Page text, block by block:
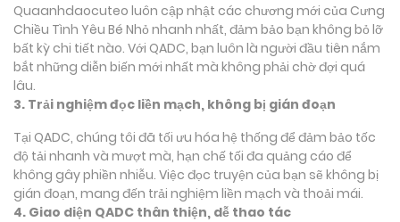
Quaanhdaocuteo luôn cập nhật các chương mới của Cưng
Chiều Tình Yêu Bé Nhỏ nhanh nhất, đảm bảo bạn không bỏ lỡ
bất kỳ chi tiết nào. Với QADC, bạn luôn là người đầu tiên nắm
bắt những diễn biến mới nhất mà không phải chờ đợi quá
lâu.
3. Trải nghiệm đọc liền mạch, không bị gián đoạn
Tại QADC, chúng tôi đã tối ưu hóa hệ thống để đảm bảo tốc
độ tải nhanh và mượt mà, hạn chế tối đa quảng cáo để
không gây phiền nhiễu. Việc đọc truyện của bạn sẽ không bị
gián đoạn, mang đến trải nghiệm liền mạch và thoải mái.
4. Giao diện QADC thân thiện, dễ thao tác